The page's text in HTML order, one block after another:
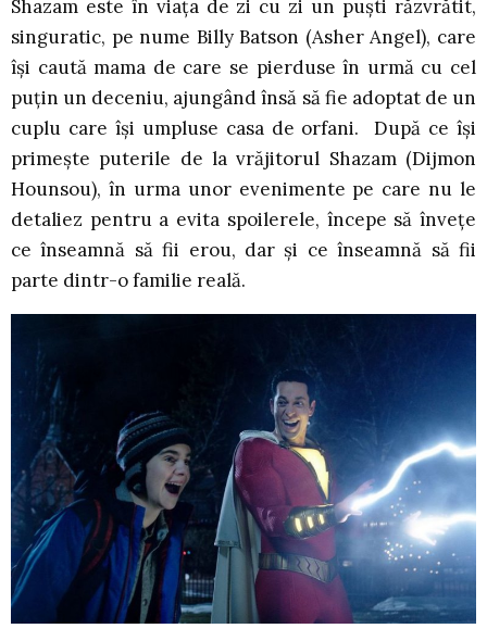
Shazam este în viața de zi cu zi un puști răzvrătit,
singuratic, pe nume Billy Batson (Asher Angel), care
își caută mama de care se pierduse în urmă cu cel
puțin un deceniu, ajungând însă să fie adoptat de un
cuplu care își umpluse casa de orfani. După ce își
primește puterile de la vrăjitorul Shazam (Dijmon
Hounsou), în urma unor evenimente pe care nu le
detaliez pentru a evita spoilerele, începe să învețe
ce înseamnă să fii erou, dar și ce înseamnă să fii
parte dintr-o familie reală.